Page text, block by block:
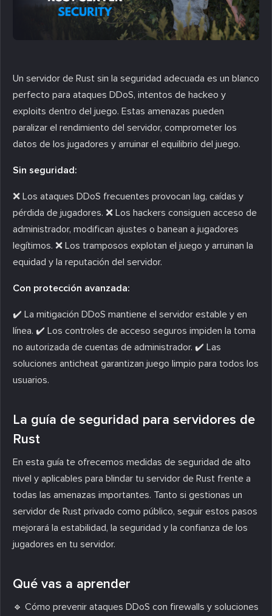
Un servidor de Rust sin la seguridad adecuada es un blanco
perfecto para ataques DDoS, intentos de hackeo y
exploits dentro del juego. Estas amenazas pueden
paralizar el rendimiento del servidor, comprometer los
datos de los jugadores y arruinar el equilibrio del juego.
Sin seguridad:
❌ Los ataques DDoS frecuentes provocan lag, caídas y
pérdida de jugadores. ❌ Los hackers consiguen acceso de
administrador, modifican ajustes o banean a jugadores
legítimos. ❌ Los tramposos explotan el juego y arruinan la
equidad y la reputación del servidor.
Con protección avanzada:
✔️ La mitigación DDoS mantiene el servidor estable y en
línea. ✔️ Los controles de acceso seguros impiden la toma
no autorizada de cuentas de administrador. ✔️ Las
soluciones anticheat garantizan juego limpio para todos los
usuarios.
La guía de seguridad para servidores de
Rust
En esta guía te ofrecemos medidas de seguridad de alto
nivel y aplicables para blindar tu servidor de Rust frente a
todas las amenazas importantes. Tanto si gestionas un
servidor de Rust privado como público, seguir estos pasos
mejorará la estabilidad, la seguridad y la confianza de los
jugadores en tu servidor.
Qué vas a aprender
🔹 Cómo prevenir ataques DDoS con firewalls y soluciones